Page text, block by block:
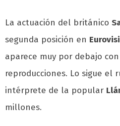
La actuación del británico
segunda posición en
aparece muy por debajo
reproducciones. Lo sigue el
intérprete de la popular
millones.